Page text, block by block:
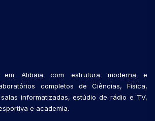
em Atibaia com estrutura moderna e
completos de Ciências, Física,
informatizadas, estúdio de rádio e TV,
e academia.